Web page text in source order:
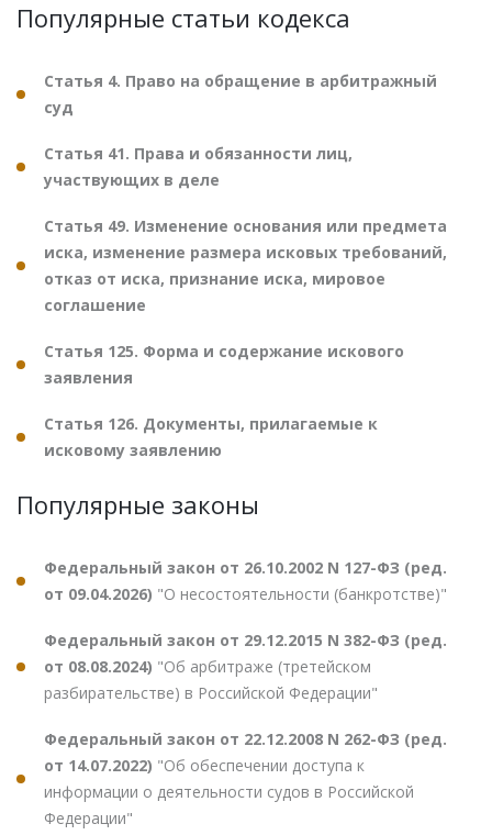
Популярные статьи кодекса
Статья 4. Право на обращение в арбитражный
суд
Статья 41. Права и обязанности лиц,
участвующих в деле
Статья 49. Изменение основания или предмета
иска, изменение размера исковых требований,
отказ от иска, признание иска, мировое
соглашение
Статья 125. Форма и содержание искового
заявления
Статья 126. Документы, прилагаемые к
исковому заявлению
Популярные законы
Федеральный закон от 26.10.2002 N 127-ФЗ (ред.
от 09.04.2026) "О несостоятельности (банкротстве)"
Федеральный закон от 29.12.2015 N 382-ФЗ (ред.
от 08.08.2024) "Об арбитраже (третейском
разбирательстве) в Российской Федерации"
Федеральный закон от 22.12.2008 N 262-ФЗ (ред.
от 14.07.2022) "Об обеспечении доступа к
информации о деятельности судов в Российской
Федерации"